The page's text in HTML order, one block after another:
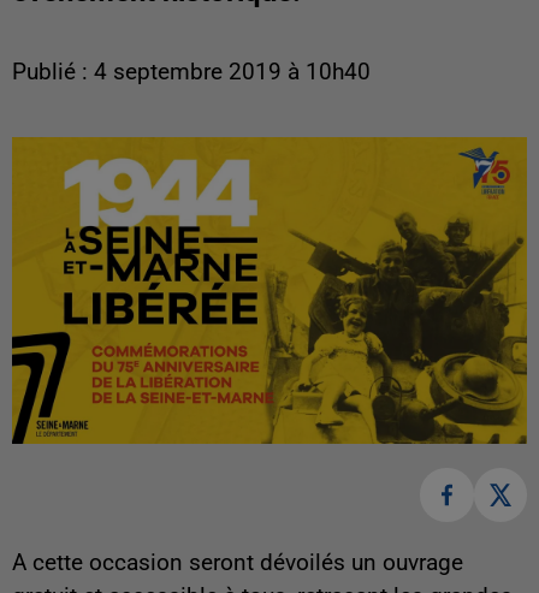
Publié : 4 septembre 2019 à 10h40
A cette occasion seront dévoilés un ouvrage